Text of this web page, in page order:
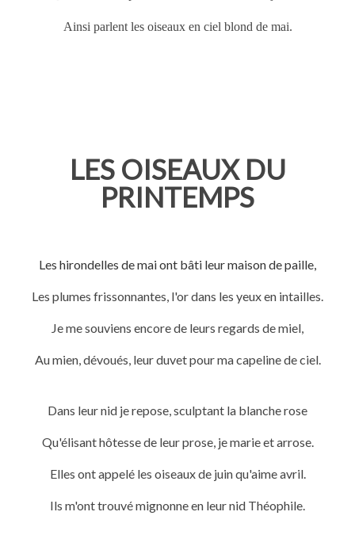
Ainsi parlent les oiseaux en ciel blond de mai.
LES OISEAUX DU
PRINTEMPS
Les hirondelles de mai ont bâti leur maison de paille,
Les plumes frissonnantes, l'or dans les yeux en intailles.
Je me souviens encore de leurs regards de miel,
Au mien, dévoués, leur duvet pour ma capeline de ciel.
Dans leur nid je repose, sculptant la blanche rose
Qu'élisant hôtesse de leur prose, je marie et arrose.
Elles ont appelé les oiseaux de juin qu'aime avril.
Ils m'ont trouvé mignonne en leur nid Théophile.